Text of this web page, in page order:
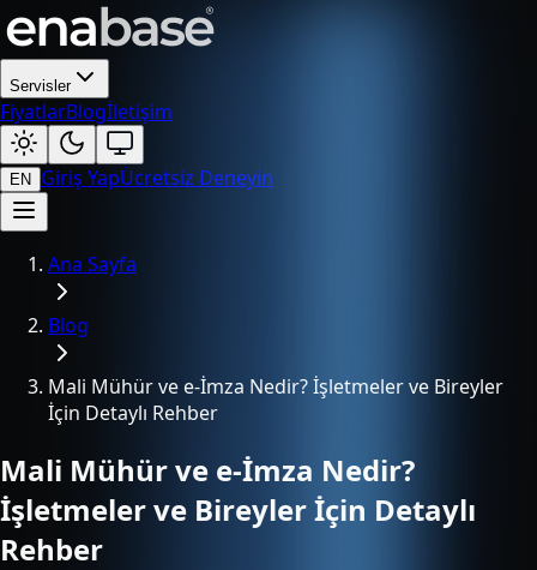
Servisler
FiyatlarBlogİletişim
EN Giriş YapÜcretsiz Deneyin
Ana Sayfa
Blog
Mali Mühür ve e-İmza Nedir? İşletmeler ve Bireyler
İçin Detaylı Rehber
Mali Mühür ve e-İmza Nedir?
İşletmeler ve Bireyler İçin Detaylı
Rehber